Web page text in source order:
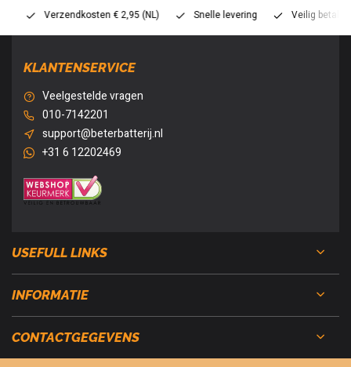
Verzendkosten € 2,95 (NL) Snelle levering Veilig betalen
KLANTENSERVICE
Veelgestelde vragen
010-7142201
support@beterbatterij.nl
+31 6 12202469
USEFULL LINKS
INFORMATIE
CONTACTGEGEVENS